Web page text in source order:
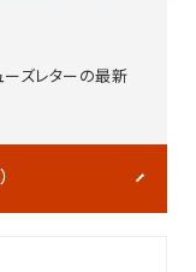
ズレターの最新